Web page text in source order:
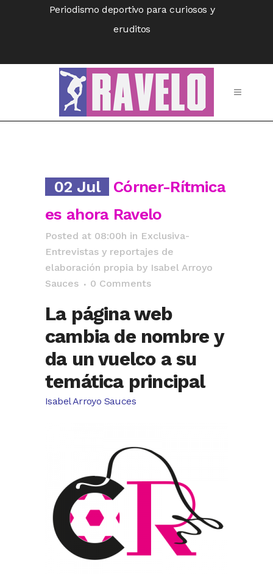
Periodismo deportivo para curiosos y
eruditos
02 Jul
Córner-Rítmica
es ahora Ravelo
Posted at 08:00h in Exclusiva-
Entrevistas y reportajes de
elaboración propia by Isabel Arroyo
Sauces
0 Comments
La página web
cambia de nombre y
da un vuelco a su
temática principal
Isabel Arroyo Sauces